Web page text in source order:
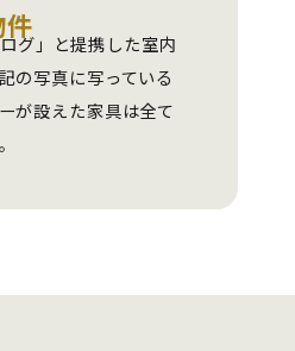
グ」
と提携した室内
の写真に写っている
が設えた家具は全て